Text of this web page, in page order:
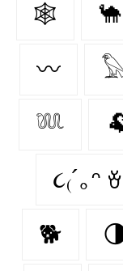
🕸️ 🐪
〰️
𓆚
૮₍´｡ᵔ
🐕